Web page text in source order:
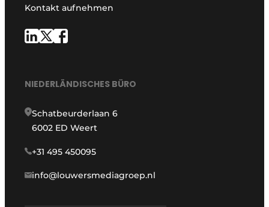
Kontakt aufnehmen
NIEDERLÄNDISCHES BÜRO
Schatbeurderlaan 6
6002 ED Weert
+31 495 450095
info@louwersmediagroep.nl